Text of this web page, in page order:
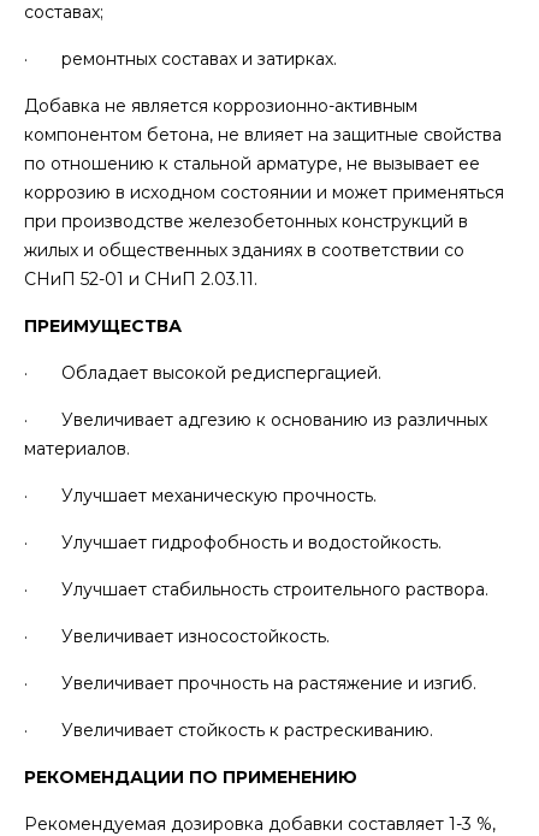
составах;
· ремонтных составах и затирках.
Добавка не является коррозионно-активным
компонентом бетона, не влияет на защитные свойства
по отношению к стальной арматуре, не вызывает ее
коррозию в исходном состоянии и может применяться
при производстве железобетонных конструкций в
жилых и общественных зданиях в соответствии со
СНиП 52-01 и СНиП 2.03.11.
ПРЕИМУЩЕСТВА
· Обладает высокой редиспергацией.
· Увеличивает адгезию к основанию из различных
материалов.
· Улучшает механическую прочность.
· Улучшает гидрофобность и водостойкость.
· Улучшает стабильность строительного раствора.
· Увеличивает износостойкость.
· Увеличивает прочность на растяжение и изгиб.
· Увеличивает стойкость к растрескиванию.
РЕКОМЕНДАЦИИ ПО ПРИМЕНЕНИЮ
Рекомендуемая дозировка добавки составляет 1-3 %,